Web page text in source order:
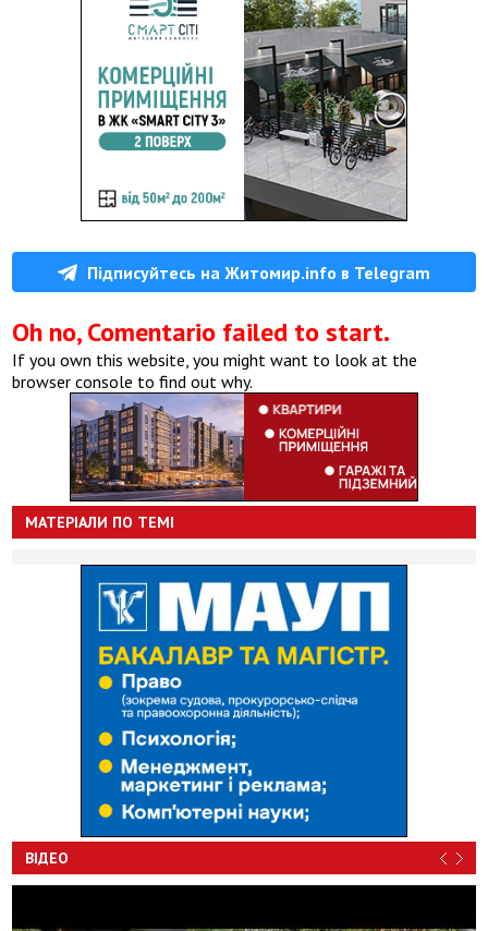
Підписуйтесь на Житомир.info в Telegram
Oh no, Comentario failed to start.
If you own this website, you might want to look at the
browser console to find out why.
МАТЕРІАЛИ ПО ТЕМІ
ВІДЕО